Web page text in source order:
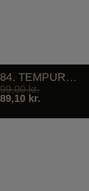
84. TEMPURA VEGETABLES
99,00kr.
89,10 kr.